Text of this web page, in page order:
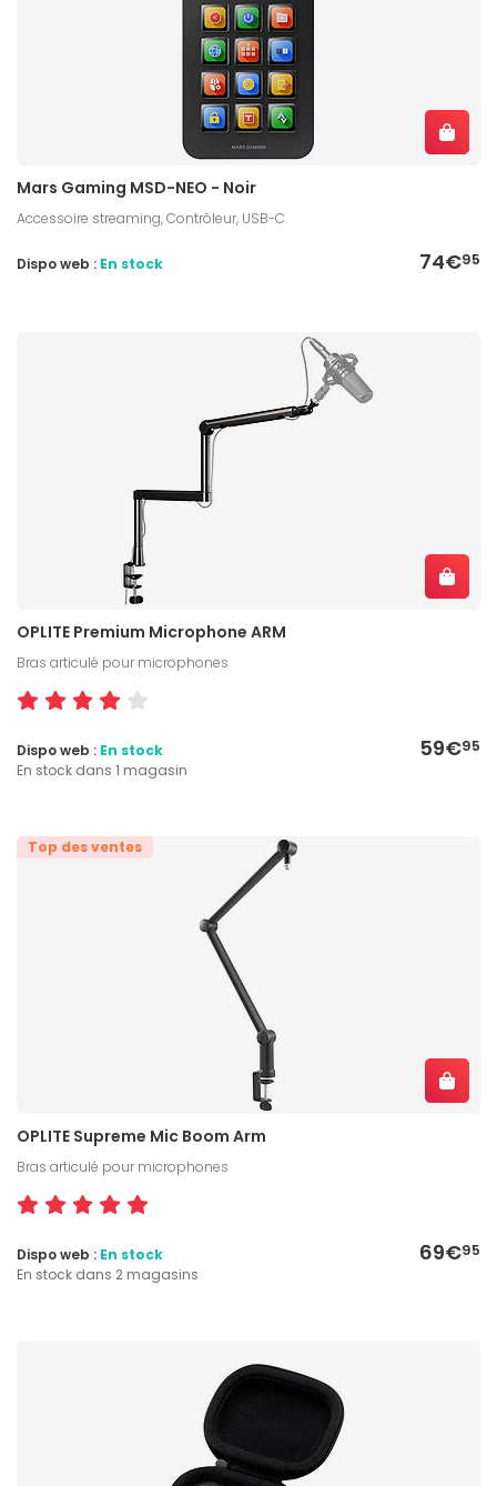
Mars Gaming MSD-NEO - Noir
Accessoire streaming, Contrôleur, USB-C
74€95
Dispo web : En stock
OPLITE Premium Microphone ARM
Bras articulé pour microphones
59€95
Dispo web : En stock
En stock dans 1 magasin
Top des ventes
OPLITE Supreme Mic Boom Arm
Bras articulé pour microphones
69€95
Dispo web : En stock
En stock dans 2 magasins